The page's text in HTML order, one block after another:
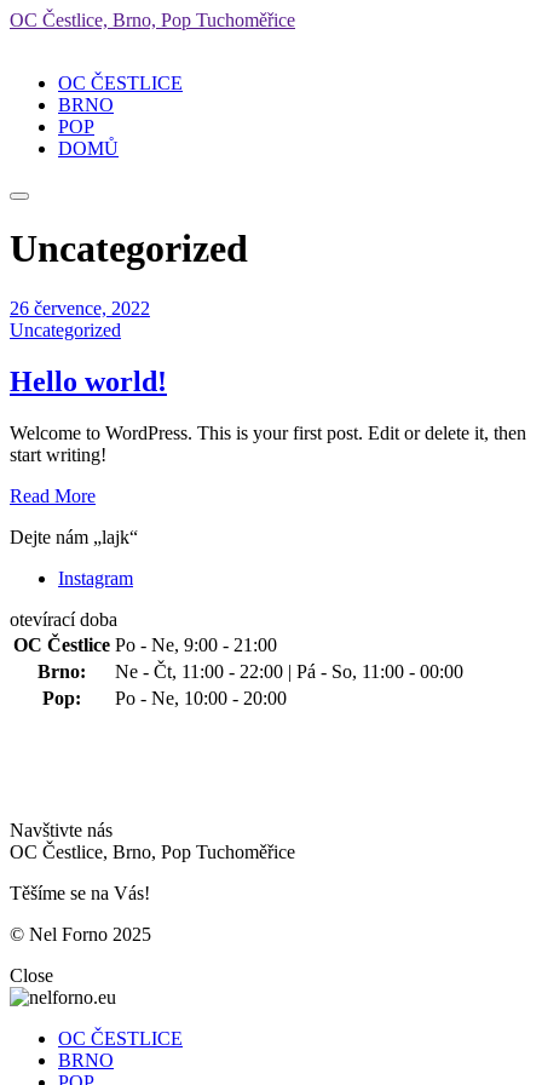
OC Čestlice, Brno, Pop Tuchoměřice
OC ČESTLICE
BRNO
POP
DOMŮ
Menu
Uncategorized
26 července, 2022
Uncategorized
Hello world!
Welcome to WordPress. This is your first post. Edit or delete it, then
start writing!
Read More
Dejte nám „lajk“
Instagram
otevírací doba
OC Čestlice Po - Ne, 9:00 - 21:00
Brno:
Ne - Čt, 11:00 - 22:00 | Pá - So, 11:00 - 00:00
Pop:
Po - Ne, 10:00 - 20:00
Navštivte nás
OC Čestlice, Brno, Pop Tuchoměřice
Těšíme se na Vás!
© Nel Forno 2025
Close
OC ČESTLICE
BRNO